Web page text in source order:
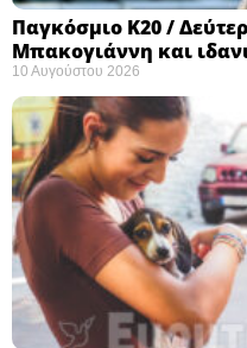
Παγκόσμιο Κ20 /
Μπακογιάννη και
10 Αυγούστου 2026